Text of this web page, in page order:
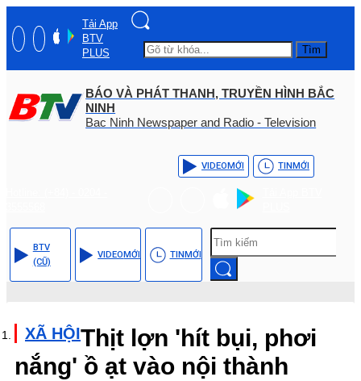
Tải App
BTV
PLUS
Tìm
BÁO VÀ PHÁT THANH, TRUYỀN HÌNH BẮC
NINH
Bac Ninh Newspaper and Radio - Television
VIDEOMỚI TINMỚI
BTV
(CŨ)
VIDEOMỚI TINMỚI
XÃ HỘIThịt lợn 'hít bụi, phơi
nắng' ồ ạt vào nội thành